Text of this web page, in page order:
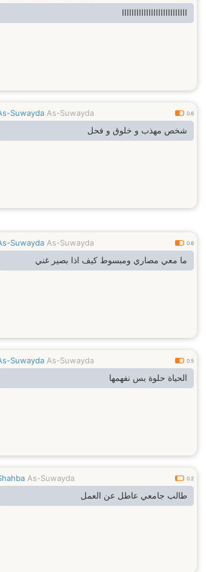
ااااااااااااااااااااااااااا
Suwayda As-Suwayda 0.6
شخص مهذب و خلوق و فحل
Suwayda As-Suwayda 0.6
ما معي مصاري ومبسوط كيف اذا بصير غني
Suwayda As-Suwayda 0.5
الحياة حلوة بس نفهمها
As-Suwayda 0.2
طالب جامعي عاطل عن العمل